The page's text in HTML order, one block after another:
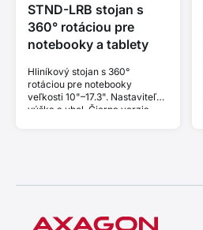
STND-LRB stojan s
360° rotáciou pre
notebooky a tablety
Hliníkový stojan s 360°
rotáciou pre notebooky
veľkosti 10"–17.3". Nastaviteľná
výška a uhol. Čierna verzia.